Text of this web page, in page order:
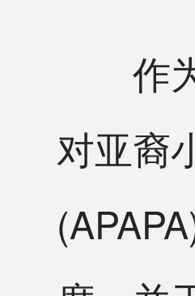
作为
对亚裔